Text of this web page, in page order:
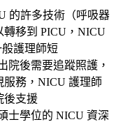
的許多技術（呼吸器
移到 PICU，NICU
護理師短
院後需要追蹤照護，
務，NICU 護理師
後支援
士學位的 NICU 資深